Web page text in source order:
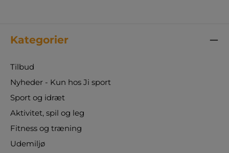
Kategorier
Tilbud
Nyheder - Kun hos Ji sport
Sport og idræt
Aktivitet, spil og leg
Fitness og træning
Udemiljø